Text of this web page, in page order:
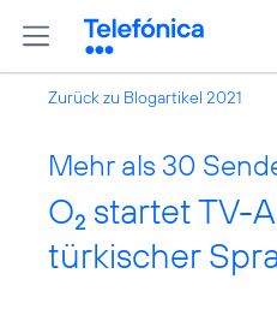
Zurück zu Blogartikel 2021
Mehr als 30
O2 startet TV-
türkischer